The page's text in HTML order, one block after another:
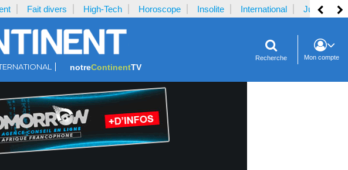
Fait divers High-Tech Horoscope Insolite International Justice
notreContinentTV
Recherche Mon compte